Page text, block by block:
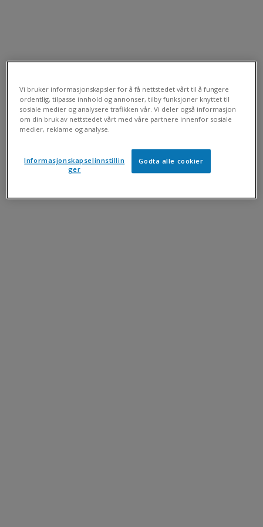
Vi bruker informasjonskapsler for å få nettstedet vårt til å fungere
ordentlig, tilpasse innhold og annonser, tilby funksjoner knyttet til
sosiale medier og analysere trafikken vår. Vi deler også informasjon
om din bruk av nettstedet vårt med våre partnere innenfor sosiale
medier, reklame og analyse.
Godta alle cookier
Informasjonskapselinnstillin
ger